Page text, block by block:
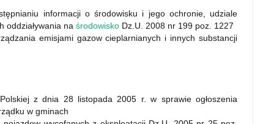
informacji o środowisku i jego ochronie, udziale
oddziaływania na środowisko Dz.U. 2008 nr 199 poz. 1227
emisjami gazow cieplarnianych i innych substancji
z dnia 28 listopada 2005 r. w sprawie ogłoszenia
w gminach